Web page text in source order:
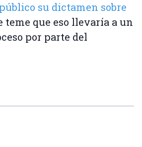
su dictamen sobre
teme que eso llevaría a un
por parte del